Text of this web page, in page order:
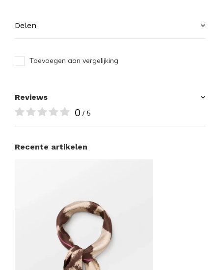
Delen
Toevoegen aan vergelijking
Reviews
0 / 5
Recente artikelen